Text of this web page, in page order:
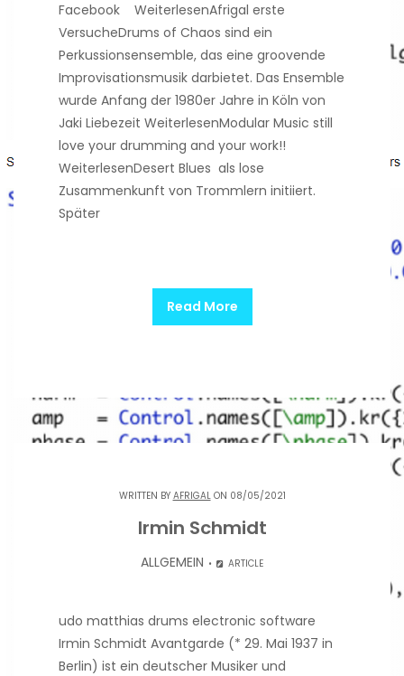
Facebook WeiterlesenAfrigal erste
VersucheDrums of Chaos sind ein
Perkussionsensemble, das eine groovende
Improvisationsmusik darbietet. Das Ensemble
wurde Anfang der 1980er Jahre in Köln von
Jaki Liebezeit WeiterlesenModular Music still
love your drumming and your work!!
WeiterlesenDesert Blues als lose
Zusammenkunft von Trommlern initiiert.
Später
Read More
WRITTEN BY AFRIGALON 08/05/2021
Irmin Schmidt
ALLGEMEIN ARTICLE
udo matthias drums electronic software
Irmin Schmidt Avantgarde (* 29. Mai 1937 in
Berlin) ist ein deutscher Musiker und